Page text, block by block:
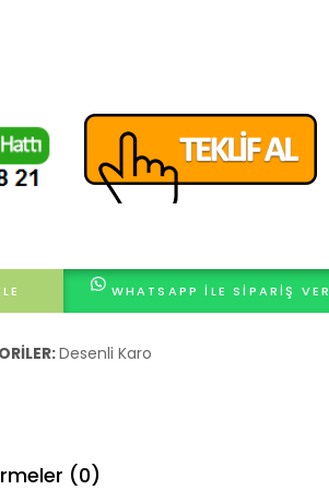
WHATSAPP ILE SIPARIŞ VER
Desenli Karo
(0)